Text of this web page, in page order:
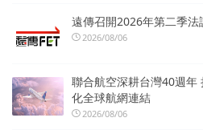
遠傳召開2026年第二季法
2026/08/06
聯合航空深耕台灣40週年
化全球航網連結
2026/08/06